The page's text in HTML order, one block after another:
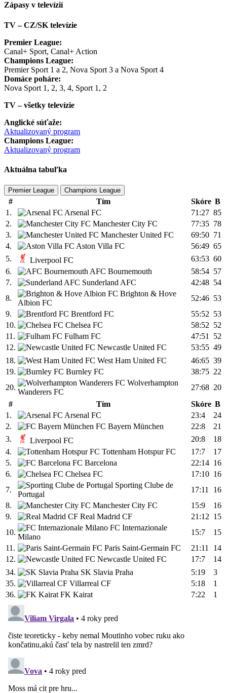
Zápasy v televízií
TV – CZ/SK televízie
Premier League:
Canal+ Sport, Canal+ Action
Champions League:
Premier Sport 1 a 2, Nova Sport 3 a Nova Sport 4
Domáce poháre:
Nova Sport 1, 2, 3, 4, Sport 1, 2
TV – všetky televízie
Anglické súťaže:
Aktualizovaný program
Champions League:
Aktualizovaný program
Aktuálna tabuľka
Premier League Champions League
# Tím Skóre B
1.
Arsenal FC 71:27 85
2.
Manchester City FC 77:35 78
3.
Manchester United FC 69:50 71
4.
Aston Villa FC 56:49 65
5.
Liverpool FC 63:53 60
6.
AFC Bournemouth 58:54 57
7.
Sunderland AFC 42:48 54
8.
Brighton & Hove
Albion FC
52:46 53
9.
Brentford FC 55:52 53
10.
Chelsea FC 58:52 52
11.
Fulham FC 47:51
52
12.
Newcastle United FC 53:55 49
18.
West Ham United FC 46:65 39
19.
Burnley FC 38:75 22
20.
Wolverhampton
Wanderers FC
27:68 20
#
Tím Skóre B
1.
Arsenal FC 23:4
24
2.
FC Bayern München 22:8
21
3.
Liverpool FC 20:8
18
4.
Tottenham Hotspur FC 17:7
17
5.
FC Barcelona 22:14 16
6.
Chelsea FC 17:10 16
7.
Sporting Clube de
Portugal
17:11
16
8.
Manchester City FC 15:9
16
9.
Real Madrid CF 21:12 15
10.
FC Internazionale
Milano
15:7
15
11.
Paris Saint-Germain FC 21:11
14
12.
Newcastle United FC 17:7
14
34.
SK Slavia Praha 5:19
3
35.
Villarreal CF 5:18
1
36.
FK Kairat 7:22 1